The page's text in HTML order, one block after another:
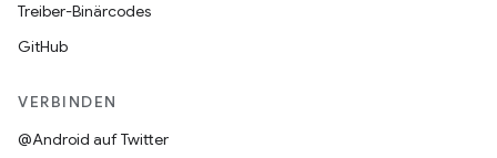
Treiber-Binärcodes
GitHub
VERBINDEN
@Android auf Twitter